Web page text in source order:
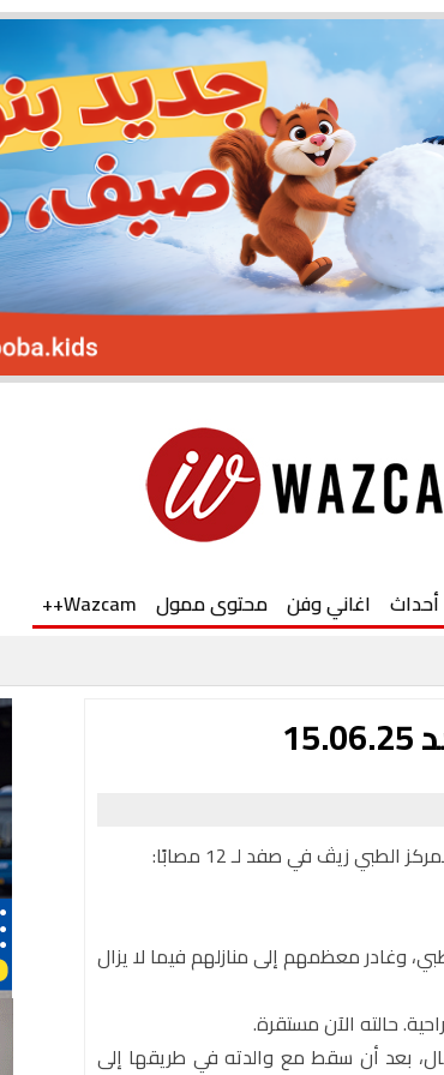
أحداث اغاني وفن محتوى ممول Wazcam++
وغادر معظمهم إلى منازلهم فيما لا يزال
بعد أن سقط مع والدته في طريقها إلى